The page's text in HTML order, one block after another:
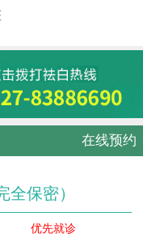
在线预约
全保密）
优先就诊